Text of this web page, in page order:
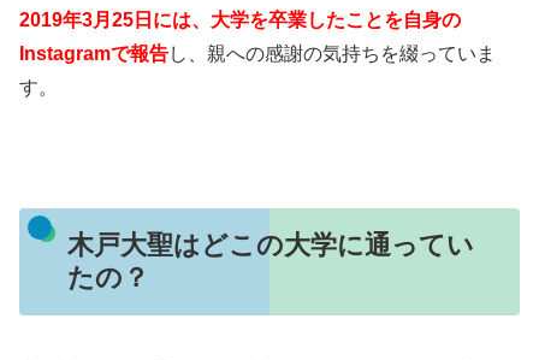
2019年3月25日には、大学を卒業したことを自身の
Instagramで報告し、親への感謝の気持ちを綴っていま
す。
木戸大聖はどこの大学に通ってい
たの？